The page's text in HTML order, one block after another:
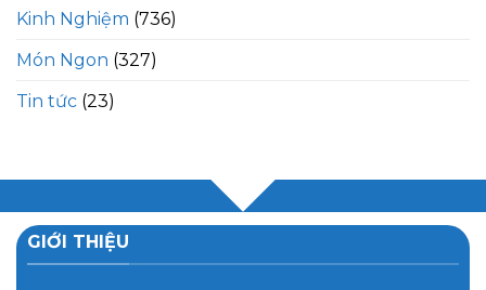
Kinh Nghiệm (736)
Món Ngon (327)
Tin tức (23)
GIỚI THIỆU